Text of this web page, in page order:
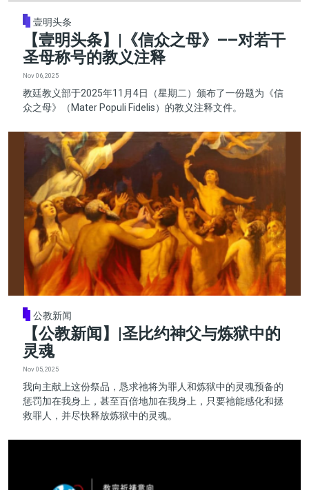
壹明头条
【壹明头条】|《信众之母》——对若干
圣母称号的教义注释
Nov 06, 2025
教廷教义部于2025年11月4日（星期二）颁布了一份题为《信
众之母》（Mater Populi Fidelis）的教义注释文件。
公教新闻
【公教新闻】|圣比约神父与炼狱中的
灵魂
Nov 05, 2025
我向主献上这份祭品，恳求祂将为罪人和炼狱中的灵魂预备的
惩罚加在我身上，甚至百倍地加在我身上，只要祂能感化和拯
救罪人，并尽快释放炼狱中的灵魂。